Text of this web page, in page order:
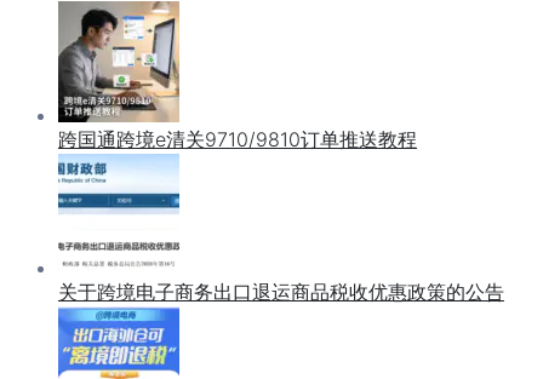
跨国通跨境e清关9710/9810订单推送教程
关于跨境电子商务出口退运商品税收优惠政策的公告